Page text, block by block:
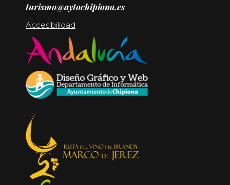
turismo@aytochipiona.es
Accesibilidad